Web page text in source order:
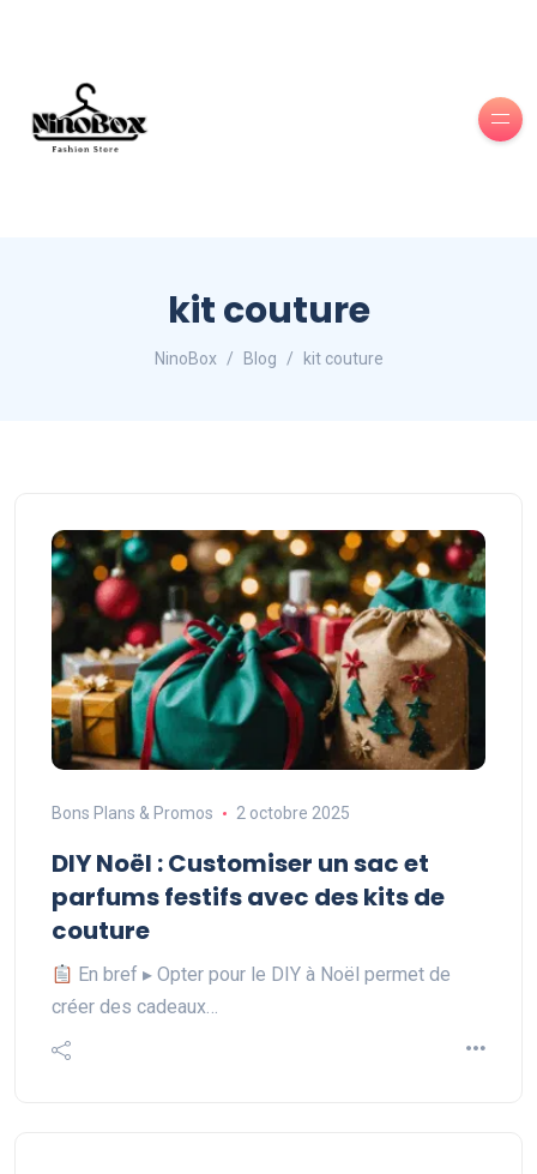
kit couture
NinoBox Blog kit couture
Bons Plans & Promos 2 octobre 2025
DIY Noël : Customiser un sac et
parfums festifs avec des kits de
couture
En bref ▸ Opter pour le DIY à Noël permet de
créer des cadeaux…